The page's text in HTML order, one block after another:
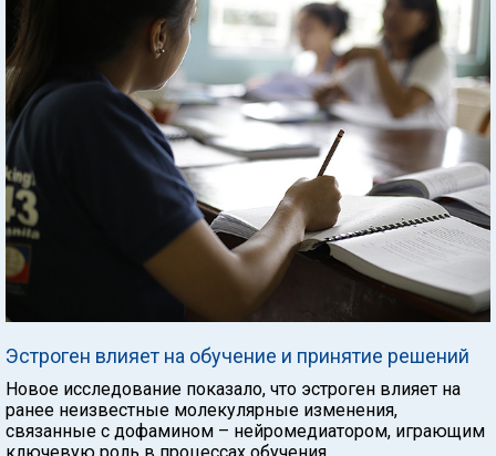
Эстроген влияет на обучение и принятие решений
Новое исследование показало, что эстроген влияет на
ранее неизвестные молекулярные изменения,
связанные с дофамином – нейромедиатором, играющим
ключевую роль в процессах обучения.